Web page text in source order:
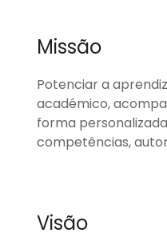
Missão
Potenciar a
académico,
forma
competências,
Visão